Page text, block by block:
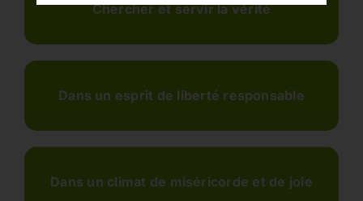
Chercher et servir la vérité
Dans un esprit de liberté responsable
Dans un climat de miséricorde et de joie